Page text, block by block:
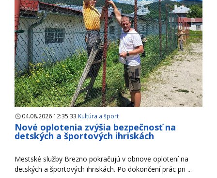
04.08.2026 12:35:33 Kultúra a šport
Nové oplotenia zvýšia bezpečnosť na
detských a športových ihriskách
Mestské služby Brezno pokračujú v obnove oplotení na
detských a športových ihriskách. Po dokončení prác pri ...